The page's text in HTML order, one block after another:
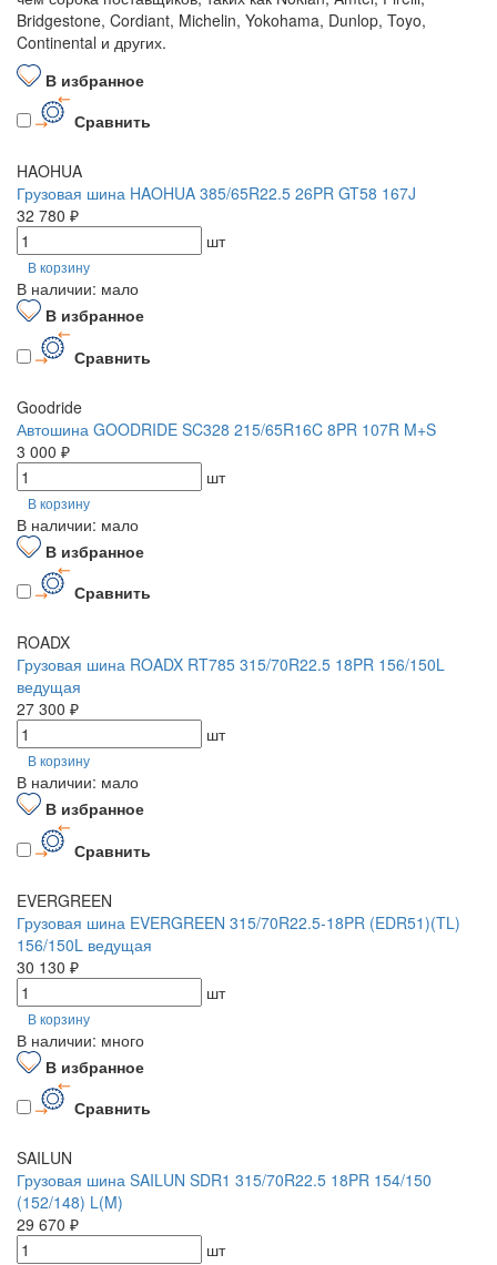
Bridgestone, Cordiant, Michelin, Yokohama, Dunlop, Toyo,
Continental и других.
В избранное
Сравнить
HAOHUA
Грузовая шина HAOHUA 385/65R22.5 26PR GT58 167J
32 780 ₽
шт
В корзину
В наличии: мало
В избранное
Сравнить
Goodride
Автошина GOODRIDE SC328 215/65R16C 8PR 107R M+S
3 000 ₽
шт
В корзину
В наличии: мало
В избранное
Сравнить
ROADX
Грузовая шина ROADX RT785 315/70R22.5 18PR 156/150L
ведущая
27 300 ₽
шт
В корзину
В наличии: мало
В избранное
Сравнить
EVERGREEN
Грузовая шина EVERGREEN 315/70R22.5-18PR (EDR51)(TL)
156/150L ведущая
30 130 ₽
шт
В корзину
В наличии: много
В избранное
Сравнить
SAILUN
Грузовая шина SAILUN SDR1 315/70R22.5 18PR 154/150
(152/148) L(M)
29 670 ₽
шт